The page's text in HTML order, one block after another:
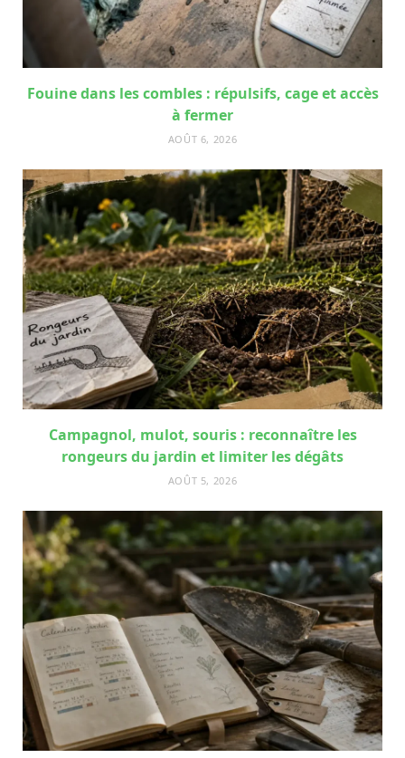
Fouine dans les combles : répulsifs, cage et accès
à fermer
AOÛT 6, 2026
Campagnol, mulot, souris : reconnaître les
rongeurs du jardin et limiter les dégâts
AOÛT 5, 2026